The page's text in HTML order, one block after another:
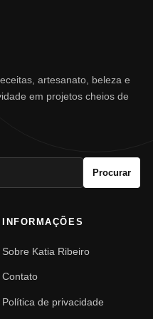
artesanato, beleza e
em projetos cheios de
Procurar
INFORMAÇÕES
Sobre Katia Ribeiro
Contato
Política de privacidade